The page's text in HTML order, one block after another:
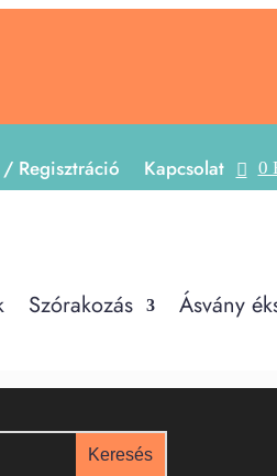
/ Regisztráció Kapcsolat 0
Szórakozás Ásvány